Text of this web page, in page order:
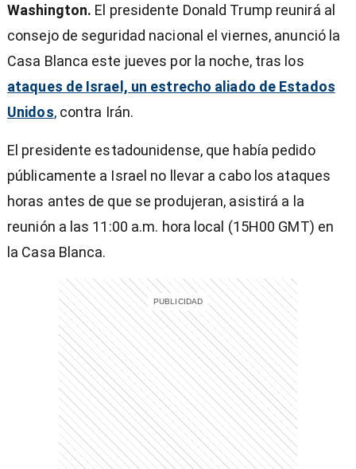
28
Washington. El presidente Donald Trump reunirá al
consejo de seguridad nacional el viernes, anunció la
Casa Blanca este jueves por la noche, tras los
ataques de Israel, un estrecho aliado de Estados
Unidos,contra Irán.
El presidente estadounidense, que había pedido
públicamente a Israel no llevar a cabo los ataques
horas antes de que se produjeran, asistirá a la
reunión a las 11:00 a.m. hora local (15H00 GMT) en
la Casa Blanca.